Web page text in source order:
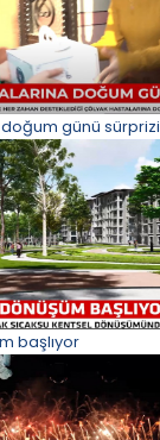
günü sürprizi
başlıyor